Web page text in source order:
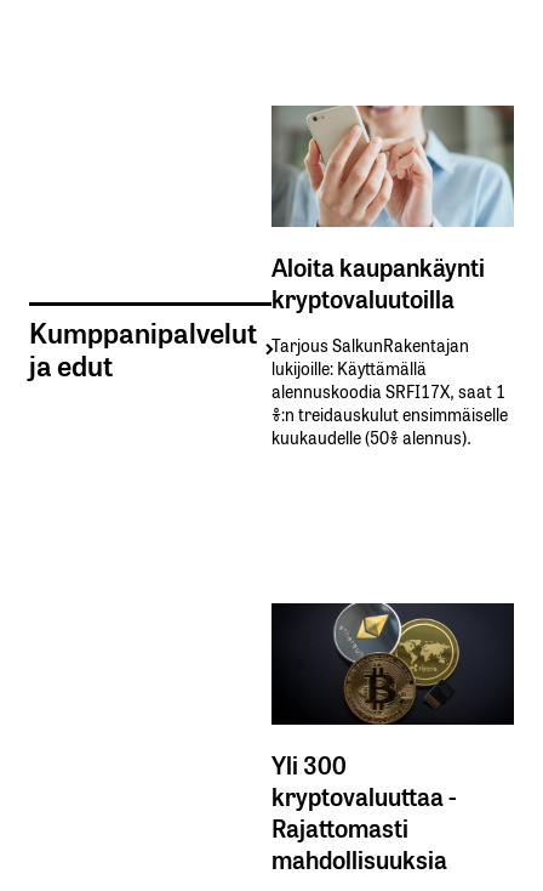
Kumppanipalvelut
ja edut
Aloita kaupankäynti
kryptovaluutoilla
Tarjous SalkunRakentajan
lukijoille: Käyttämällä​ ​
alennuskoodia​ ​SRFI17X,​ ​saat​ ​1
%:n treidauskulut​ ​ensimmäiselle​ ​
kuukaudelle​ ​(50%​ ​alennus).
Yli 300
kryptovaluuttaa -
Rajattomasti
mahdollisuuksia